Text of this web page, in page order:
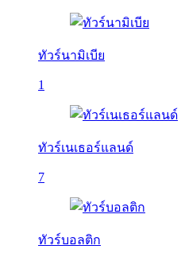
ทัวร์นามิเบีย
1
ทัวร์เนเธอร์แลนด์
7
ทัวร์บอลติก